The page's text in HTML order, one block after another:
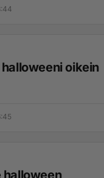
oikein
halloween